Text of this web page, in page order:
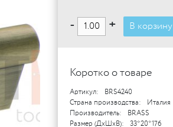
- + В корзину
Коротко о товаре
Артикул:
BRS4240
Страна производства:
Италия
Производитель:
BRASS
Размер (ДхШхВ):
33*20*176